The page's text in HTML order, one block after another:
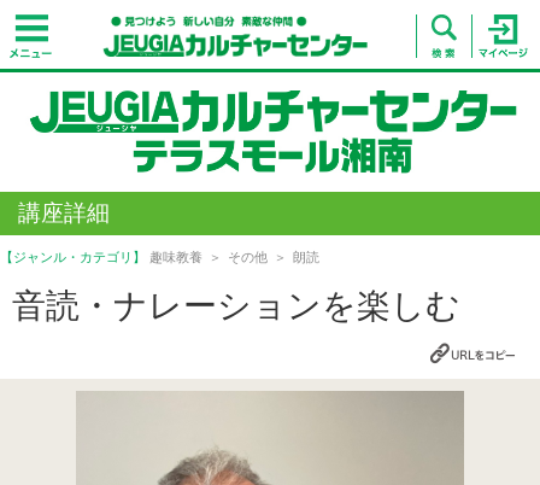
講座詳細
【ジャンル・カテゴリ】 趣味教養 その他 朗読
音読・ナレーションを楽しむ